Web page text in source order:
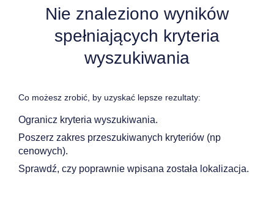
Nie znaleziono wyników
spełniających kryteria
wyszukiwania
Co możesz zrobić, by uzyskać lepsze rezultaty:
Ogranicz kryteria wyszukiwania.
Poszerz zakres przeszukiwanych kryteriów (np
cenowych).
Sprawdź, czy poprawnie wpisana została lokalizacja.